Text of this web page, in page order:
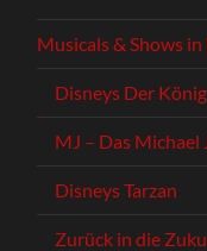
Musicals & Shows
Disneys Der
MJ – Das Michael
Disneys Tarzan
Zurück in die